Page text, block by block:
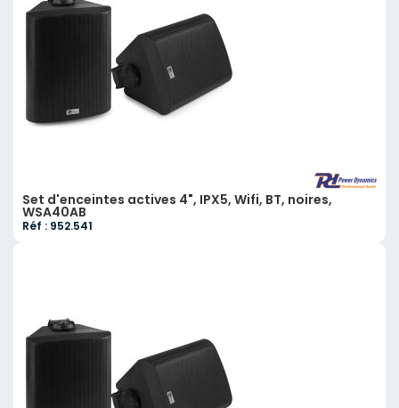
Set d'enceintes actives 4", IPX5, Wifi, BT, noires,
WSA40AB
Réf : 952.541